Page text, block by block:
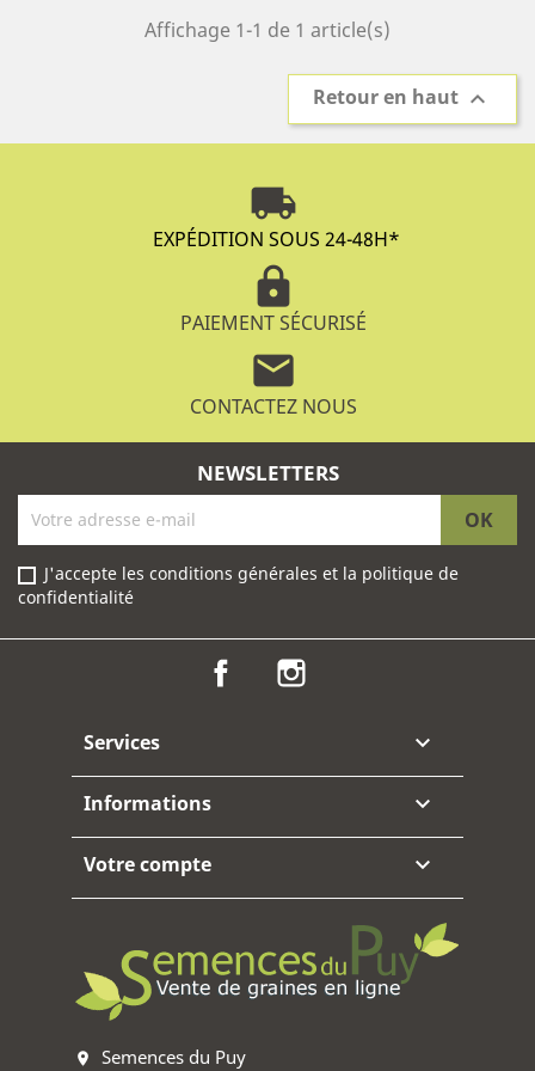
léger à base de sable et de tourbe finement tamisée. Il
favoriser la levée. La plante s’installe ensuite
rapidement et ne nécessite qu’une taille légère après
Affichage 1-1 de 1 article(s)
Retour en haut 
local_shipping
EXPÉDITION SOUS 24-48H*
lock
PAIEMENT SÉCURISÉ
mail
CONTACTEZ NOUS
NEWSLETTERS
J'accepte les conditions générales et la politique de
confidentialité
Facebook
Services 
Informations 
Votre compte 
location_on
Semences du Puy